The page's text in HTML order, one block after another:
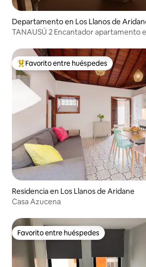
Departamento en Los Llanos de
TANAUSÚ 2 Encantador
De los mejores en Favorito entre
Favorito entre huéspedes
Residencia en Los Llanos de Aridane
Casa Azucena
Favorito entre huéspedes
Favorito entre huéspedes